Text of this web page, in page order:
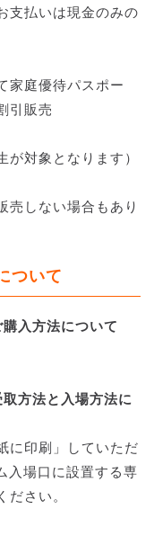
支払いは現金のみの
家庭優待パスポー
引販売
が対象となります）
売しない場合もあり
ついて
入方法について
方法と入場方法に
に印刷」していただ
入場口に設置する専
さい。